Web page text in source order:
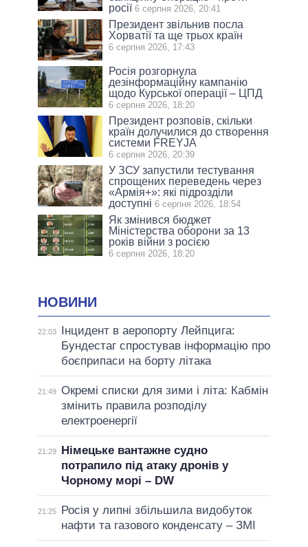
росії 6 серпня 2026, 20:41
Президент звільнив посла
Хорватії та ще трьох країн
6 серпня 2026, 17:43
Росія розгорнула
дезінформаційну кампанію
щодо Курської операції – ЦПД
6 серпня 2026, 18:20
Президент розповів, скільки
країн долучилися до створення
системи FREYJA
6 серпня 2026, 20:39
У ЗСУ запустили тестування
спрощених переведень через
«Армія+»: які підрозділи
доступні 6 серпня 2026, 18:54
Як змінився бюджет
Міністерства оборони за 13
років війни з росією
6 серпня 2026, 18:20
НОВИНИ
22:03
Інцидент в аеропорту Лейпцига:
Бундестаг спростував інформацію про
боєприпаси на борту літака
21:49 Окремі списки для зими і літа: Кабмін
змінить правила розподілу
електроенергії
21:29
Німецьке вантажне судно
потрапило під атаку дронів у
Чорному морі – DW
21:25
Росія у липні збільшила видобуток
нафти та газового конденсату – ЗМІ